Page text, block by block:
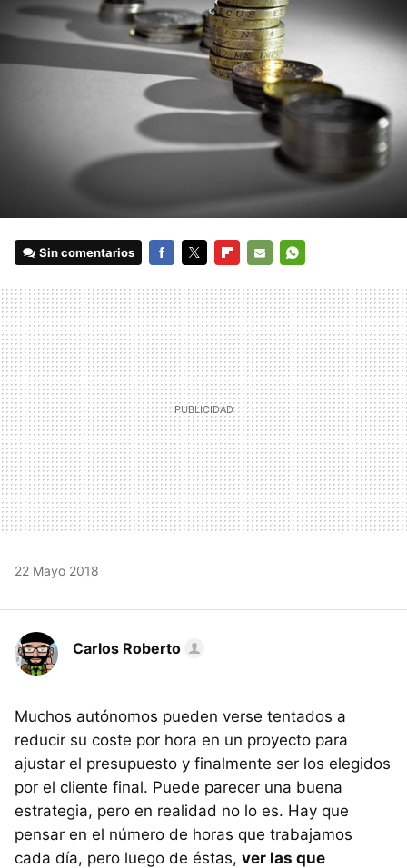
Sin comentarios
MAIL
22 Mayo 2018
Carlos Roberto
Muchos autónomos pueden verse tentados a
reducir su coste por hora en un proyecto para
ajustar el presupuesto y finalmente ser los elegidos
por el cliente final. Puede parecer una buena
estrategia, pero en realidad no lo es. Hay que
pensar en el número de horas que trabajamos
cada día, pero luego de éstas, ver las que